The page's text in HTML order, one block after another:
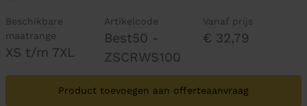
Beschikbare
maatrange
XS t/m 7XL
Artikelcode
Best50 -
ZSCRWS100
Vanaf prijs
€ 32,79
Product toevoegen aan offerteaanvraag